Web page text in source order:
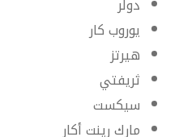
دولر
يوروب كار
هيرتز
ثريفتي
سيكست
مارك رينت أكار